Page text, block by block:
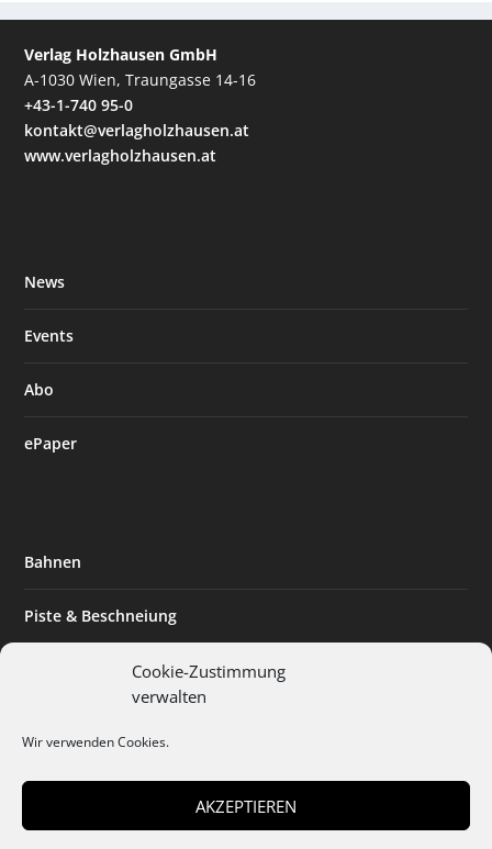
Cookie-Zustimmung
verwalten
Wir verwenden Cookies.
AKZEPTIEREN
Verlag Holzhausen GmbH
A-1030 Wien, Traungasse 14-16
+43-1-740 95-0
kontakt@verlagholzhausen.at
www.verlagholzhausen.at
News
Events
Abo
ePaper
Bahnen
Piste & Beschneiung
Expertise & Technik